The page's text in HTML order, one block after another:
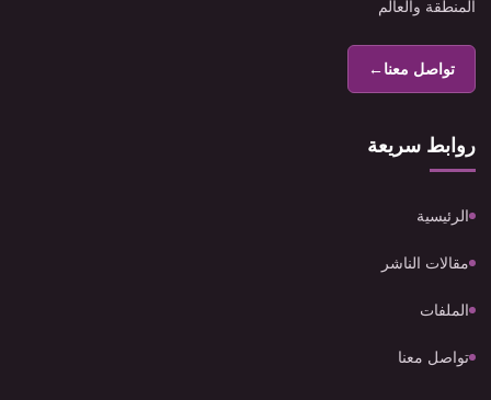
المنطقة والعالم
تواصل معنا←
روابط سريعة
الرئيسية
مقالات الناشر
الملفات
تواصل معنا